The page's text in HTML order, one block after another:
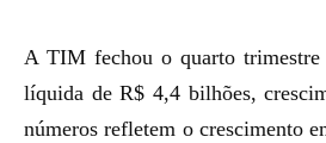
A TIM fechou o quarto trimestre
líquida de R$ 4,4 bilhões,
números refletem o crescimento